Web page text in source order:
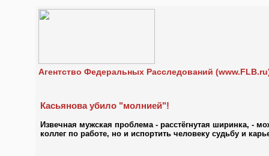
Агентство Федеральных Расследований
Касьянова убило "молнией"!
Извечная мужская проблема - расстёгнутая ширинка, -
коллег по работе, но и испортить человеку судьбу и